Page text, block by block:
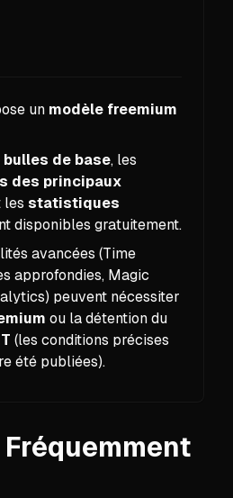
un modèle freemium
de base, les
des principaux
les statistiques
disponibles gratuitement.
avancées (Time
approfondies, Magic
peuvent nécessiter
ou la détention du
(les conditions précises
été publiées).